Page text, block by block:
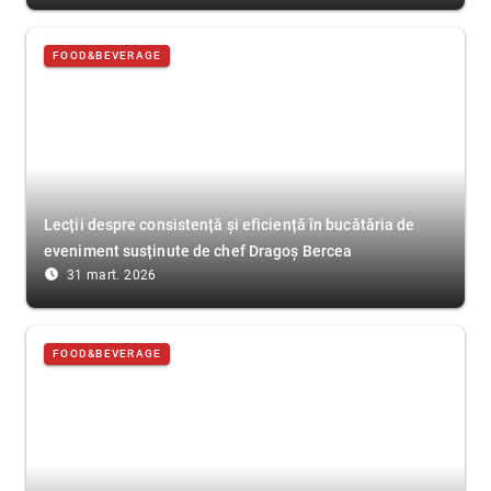
FOOD&BEVERAGE
Lecții despre consistență și eficiență în bucătăria de
eveniment susținute de chef Dragoș Bercea
access_time_filled 31 mart. 2026
FOOD&BEVERAGE